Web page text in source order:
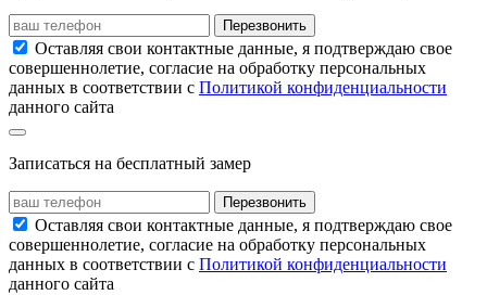
Перезвонить
Оставляя свои контактные данные, я подтверждаю свое
совершеннолетие, согласие на обработку персональных
данных в соответствии с Политикой конфиденциальности
данного сайта
Записаться на бесплатный замер
Перезвонить
Оставляя свои контактные данные, я подтверждаю свое
совершеннолетие, согласие на обработку персональных
данных в соответствии с Политикой конфиденциальности
данного сайта